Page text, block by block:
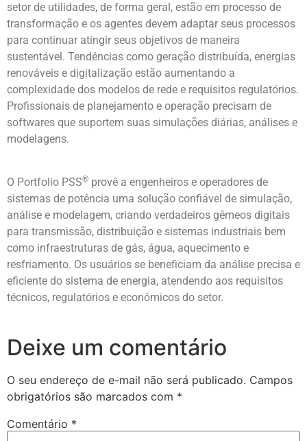
setor de utilidades, de forma geral, estão em processo de
transformação e os agentes devem adaptar seus processos
para continuar atingir seus objetivos de maneira
sustentável. Tendências como geração distribuída, energias
renováveis e digitalização estão aumentando a
complexidade dos modelos de rede e requisitos regulatórios.
Profissionais de planejamento e operação precisam de
softwares que suportem suas simulações diárias, análises e
modelagens.
O Portfolio PSS® provê a engenheiros e operadores de
sistemas de potência uma solução confiável de simulação,
análise e modelagem, criando verdadeiros gêmeos digitais
para transmissão, distribuição e sistemas industriais bem
como infraestruturas de gás, água, aquecimento e
resfriamento. Os usuários se beneficiam da análise precisa e
eficiente do sistema de energia, atendendo aos requisitos
técnicos, regulatórios e econômicos do setor.
Deixe um comentário
O seu endereço de e-mail não será publicado. Campos
obrigatórios são marcados com *
Comentário *